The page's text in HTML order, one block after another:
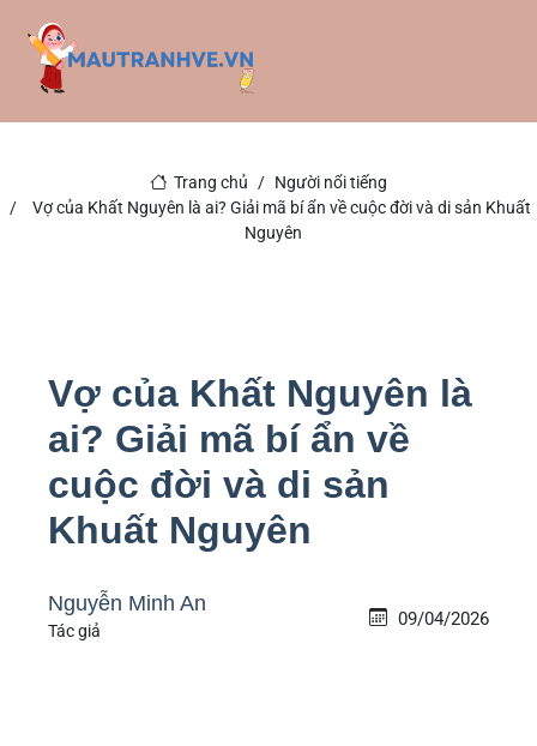
Trang chủ
Người nổi tiếng
Vợ của Khất Nguyên là ai? Giải mã bí ẩn về cuộc đời và di sản Khuất
Nguyên
Vợ của Khất Nguyên là
ai? Giải mã bí ẩn về
cuộc đời và di sản
Khuất Nguyên
Nguyễn Minh An
Tác giả
09/04/2026